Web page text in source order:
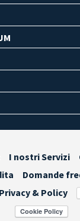
I nostri Servizi
Domande
Privacy & Policy